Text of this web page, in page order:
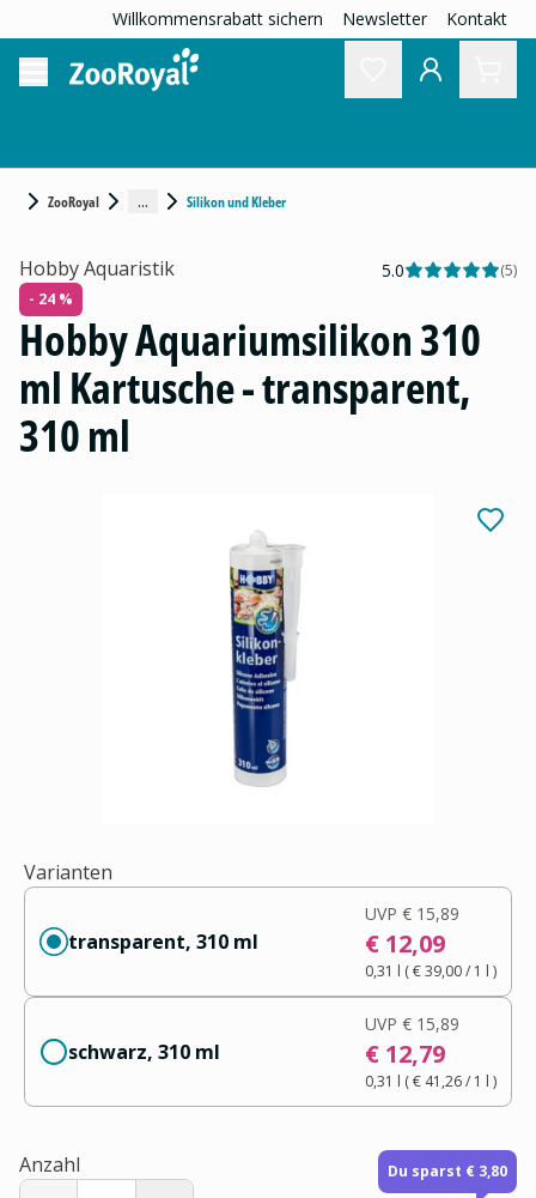
Willkommensrabatt sichern Newsletter Kontakt
ZooRoyal ... Silikon und Kleber
Hobby Aquaristik 5.0 (5)
- 24 %
Hobby Aquariumsilikon 310
ml Kartusche - transparent,
310 ml
Varianten
transparent, 310 ml
UVP € 15,89
€ 12,09
0,31 l (€ 39,00/ 1 l )
schwarz, 310 ml
UVP € 15,89
€ 12,79
0,31 l (€ 41,26/ 1 l )
Anzahl Du sparst € 3,80